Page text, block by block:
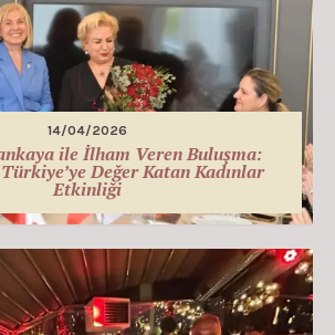
14/04/2026
ile İlham Veren Buluşma:
Değer Katan Kadınlar
Etkinliği